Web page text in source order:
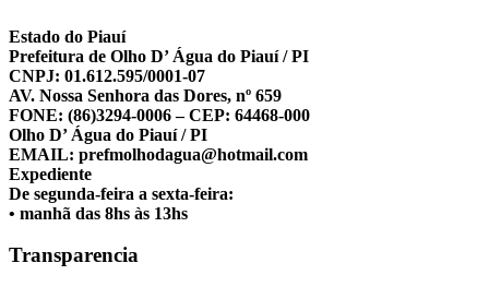
Estado do Piauí
Prefeitura de Olho D’ Água do Piauí / PI
CNPJ: 01.612.595/0001-07
AV. Nossa Senhora das Dores, nº 659
FONE: (86)3294-0006 – CEP: 64468-000
Olho D’ Água do Piauí / PI
EMAIL: prefmolhodagua@hotmail.com
Expediente
De segunda-feira a sexta-feira:
• manhã das 8hs às 13hs
Transparencia